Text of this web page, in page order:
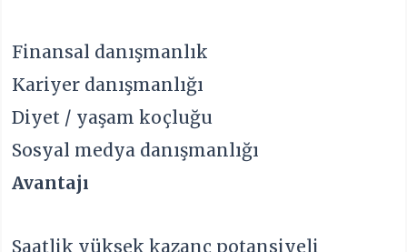
Finansal danışmanlık
Kariyer danışmanlığı
Diyet / yaşam koçluğu
Sosyal medya danışmanlığı
Avantajı
Saatlik yüksek kazanç potansiyeli